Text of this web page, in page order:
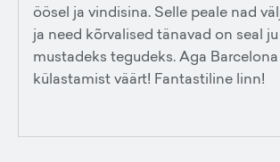
öösel ja vindisina. Selle peale nad
ja need kõrvalised tänavad on seal
mustadeks tegudeks. Aga
külastamist väärt! Fantastiline linn!